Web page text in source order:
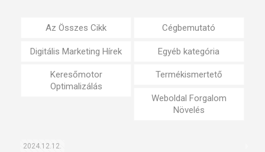
Az Összes Cikk Cégbemutató
Digitális Marketing Hírek Egyéb kategória
Keresőmotor
Optimalizálás
Termékismertető
Weboldal Forgalom
Növelés
2024.12.12.